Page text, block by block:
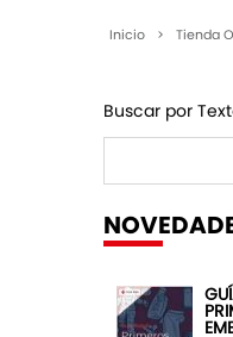
Inicio > Tienda
Buscar por